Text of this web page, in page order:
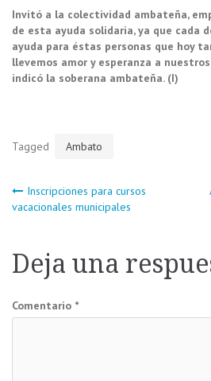
Invitó a la colectividad ambateña,
de esta ayuda solidaria, ya que cada
ayuda para éstas personas que hoy
llevemos amor y esperanza a nuestros
indicó la soberana ambateña. (I)
Tagged Ambato
Navegación
entradas
Inscripciones para cursos
vacacionales municipales
Deja una
Comentario *